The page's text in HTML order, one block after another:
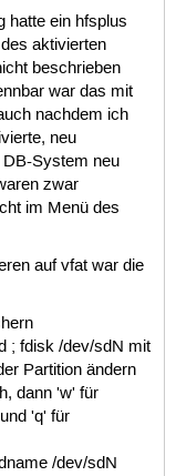
hatte ein hfsplus
aktivierten
beschrieben
war das mit
nachdem ich
neu
System neu
zwar
im Menü des
auf vfat war die
; fdisk /dev/sdN mit
Partition ändern
dann 'w' für
'q' für
/dev/sdN